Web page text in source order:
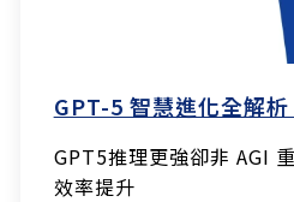
GPT-5 智慧進化全解析
GPT5推理更強卻非 AGI
效率提升